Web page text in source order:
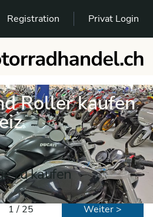
Registration Privat Login
Roller kaufen
zu kaufen
1 / 25 Weiter >